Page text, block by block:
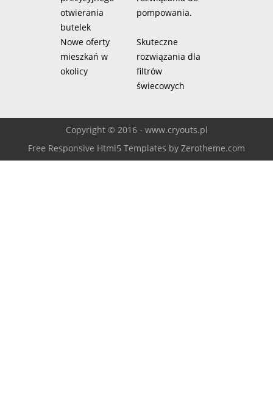
otwierania
butelek
pompowania.
Nowe oferty
mieszkań w
okolicy
Skuteczne
rozwiązania dla
filtrów
świecowych
Copyright © 2016 - www.cryouts.pl
Free Responsive Html5 Templates by Zerotheme.com